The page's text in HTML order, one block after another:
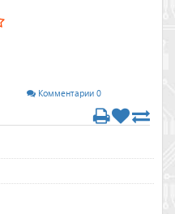
Комментарии 0